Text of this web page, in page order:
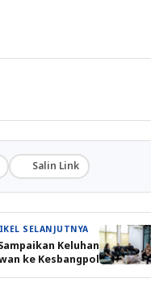
Salin Link
SELANJUTNYA
Keluhan
ke Kesbangpol